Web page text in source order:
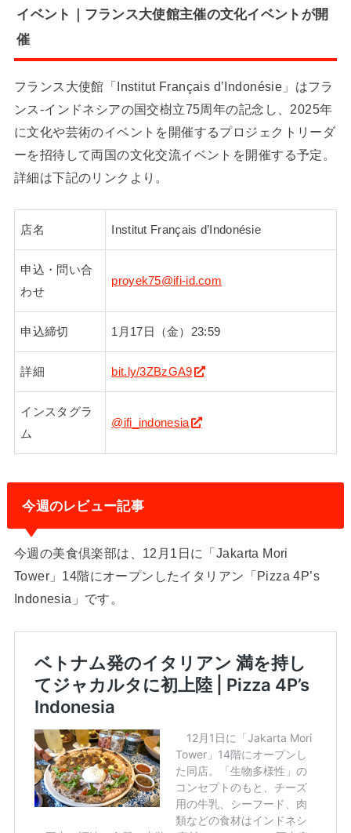
イベント｜フランス大使館主催の文化イベントが開
催
フランス大使館「Institut Français d’Indonésie」はフラ
ンス-インドネシアの国交樹立75周年の記念し、2025年
に文化や芸術のイベントを開催するプロジェクトリーダ
ーを招待して両国の文化交流イベントを開催する予定。
詳細は下記のリンクより。
店名 Institut Français d’Indonésie
申込・問い合
わせ
proyek75@ifi-id.com
申込締切 1月17日（金）23:59
詳細 bit.ly/3ZBzGA9
インスタグラ
ム
@ifi_indonesia
今週のレビュー記事
今週の美食倶楽部は、12月1日に「Jakarta Mori
Tower」14階にオープンしたイタリアン「Pizza 4P’s
Indonesia」です。